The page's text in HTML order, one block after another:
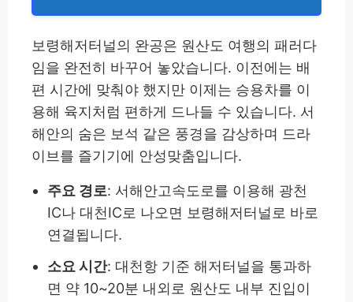
보령해저터널의 완공은 원산도 여행의 패러다
임을 완전히 바꾸어 놓았습니다. 이전에는 배
편 시간에 맞춰야 했지만 이제는 승용차를 이
용해 육지처럼 편하게 드나들 수 있습니다. 서
해안의 숨은 보석 같은 풍경을 감상하며 드라
이브를 즐기기에 안성맞춤입니다.
주요 경로: 서해안고속도로를 이용해 광천
IC나 대천IC로 나오면 보령해저터널로 바로
연결됩니다.
소요 시간: 대천항 기준 해저터널을 통과하
면 약 10~20분 내외로 원산도 내부 진입이